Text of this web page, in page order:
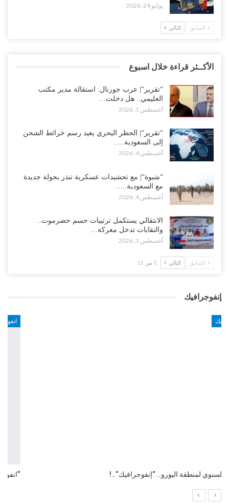
يوليو 24, 2026
السابق التالي
الأكــثر قراءة خلال اسبوع
“تقرير“| عرب جورنال: استقالة مدير مكتب
العليمي.. هل دخلت…
أغسطس 5, 2026
“تقرير“| الحظر البحري يعيد رسم خرائط الشحن
إلى السعودية..…
أغسطس 4, 2026
“شبوة“| مع تحشيدات عسكرية تنذر بجولة جديدة
مع السعودية..…
أغسطس 4, 2026
الانتقالي يستكمل ترتيبات حسم حضرموت..
والنقابات تدخل معركة…
أغسطس 3, 2026
السابق التالي 1 من 11
إنفوجرافيك
انفوجرافيك
“انفوجرافيك“| مؤشر الدين العام العالمي بنهاية 2024م..!